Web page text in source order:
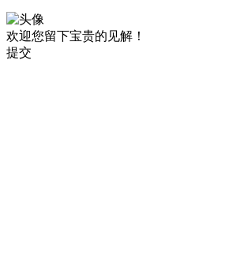
欢迎您留下宝贵的见解！
提交